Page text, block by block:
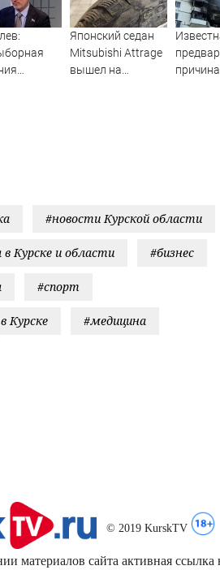
Японский седан
Mitsubishi Attrage
вышел на
причина
#новости Курской области
Курске и области #бизнес
#спорт
Курске #медицина
© 2019 KurskTV
материалов сайта активная ссылка